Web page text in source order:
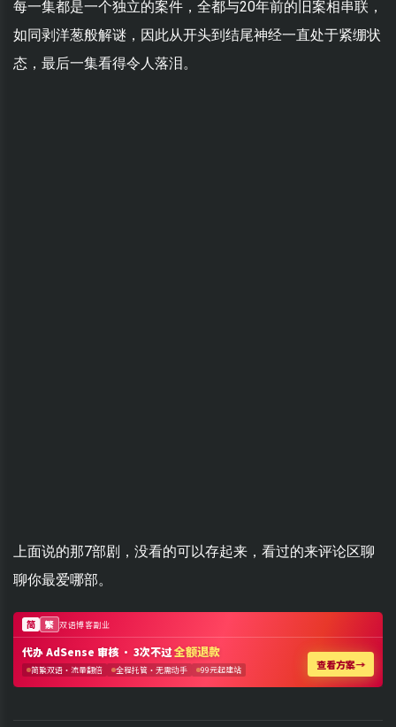
每一集都是一个独立的案件，全都与20年前的旧案相串联，
如同剥洋葱般解谜，因此从开头到结尾神经一直处于紧绷状
态，最后一集看得令人落泪。
上面说的那7部剧，没看的可以存起来，看过的来评论区聊
聊你最爱哪部。